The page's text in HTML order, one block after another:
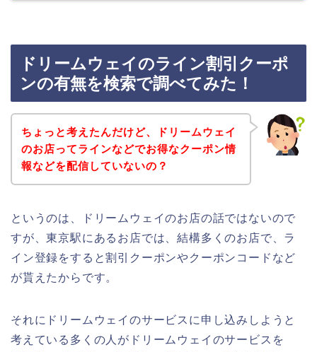
ドリームウェイのライン割引クーポ
ンの有無を検索で調べてみた！
ちょっと考えたんだけど、ドリームウェイ
のお店ってラインなどでお得なクーポン情
報などを配信していないの？
というのは、ドリームウェイのお店の話ではないので
すが、東京駅にあるお店では、結構多くのお店で、ラ
イン登録をすると割引クーポンやクーポンコードなど
が貰えたからです。
それにドリームウェイのサービスに申し込みしようと
考えている多くの人がドリームウェイのサービスを